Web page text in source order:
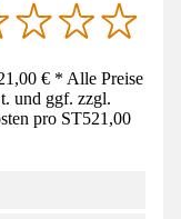
€ * Alle Preise
und ggf. zzgl.
pro ST521,00